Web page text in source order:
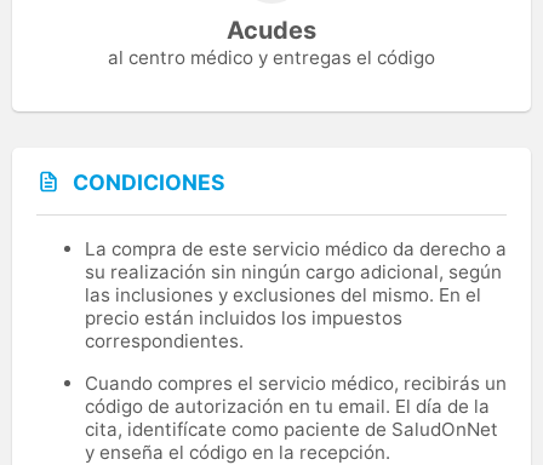
Acudes
al centro médico y entregas el código
CONDICIONES
La compra de este servicio médico da derecho a
su realización sin ningún cargo adicional, según
las inclusiones y exclusiones del mismo. En el
precio están incluidos los impuestos
correspondientes.
Cuando compres el servicio médico, recibirás un
código de autorización en tu email. El día de la
cita, identifícate como paciente de SaludOnNet
y enseña el código en la recepción.